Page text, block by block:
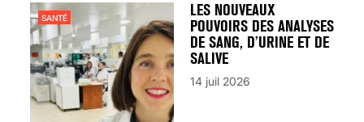
LES NOUVEAUX
POUVOIRS DES ANALYSES
DE SANG, D’URINE ET DE
SALIVE
SANTÉ
14 juil 2026